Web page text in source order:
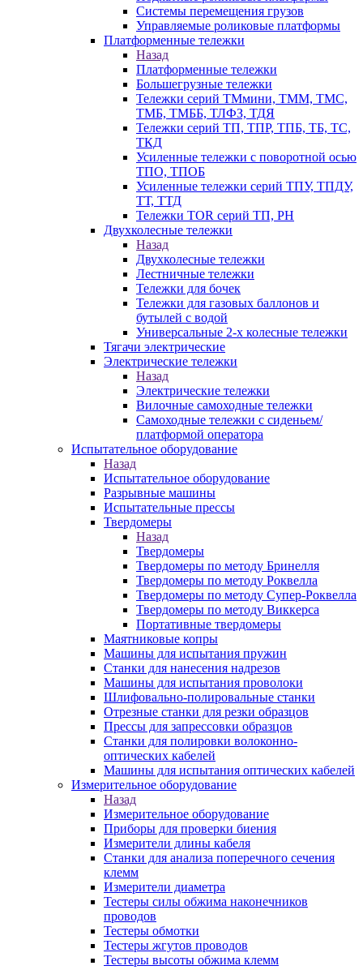
Системы перемещения грузов
Управляемые роликовые платформы
Платформенные тележки
Назад
Платформенные тележки
Большегрузные тележки
Тележки серий ТМмини, ТММ, ТМС,
ТМБ, ТМББ, ТЛФЗ, ТДЯ
Тележки серий ТП, ТПР, ТПБ, ТБ, ТС,
ТКД
Усиленные тележки с поворотной осью
ТПО, ТПОБ
Усиленные тележки серий ТПУ, ТПДУ,
ТТ, ТТД
Тележки TOR серий ТП, PH
Двухколесные тележки
Назад
Двухколесные тележки
Лестничные тележки
Тележки для бочек
Тележки для газовых баллонов и
бутылей с водой
Универсальные 2-х колесные тележки
Тягачи электрические
Электрические тележки
Назад
Электрические тележки
Вилочные самоходные тележки
Самоходные тележки с сиденьем/
платформой оператора
Испытательное оборудование
Назад
Испытательное оборудование
Разрывные машины
Испытательные прессы
Твердомеры
Назад
Твердомеры
Твердомеры по методу Бринелля
Твердомеры по методу Роквелла
Твердомеры по методу Супер-Роквелла
Твердомеры по методу Виккерса
Портативные твердомеры
Маятниковые копры
Машины для испытания пружин
Станки для нанесения надрезов
Машины для испытания проволоки
Шлифовально-полировальные станки
Отрезные станки для резки образцов
Прессы для запрессовки образцов
Станки для полировки волоконно-
оптических кабелей
Машины для испытания оптических кабелей
Измерительное оборудование
Назад
Измерительное оборудование
Приборы для проверки биения
Измерители длины кабеля
Станки для анализа поперечного сечения
клемм
Измерители диаметра
Тестеры силы обжима наконечников
проводов
Тестеры обмотки
Тестеры жгутов проводов
Тестеры высоты обжима клемм